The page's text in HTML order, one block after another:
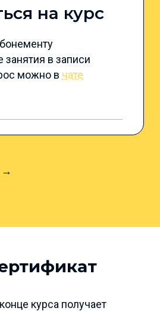
на курс
в записи
можно в чате
→
курса получает